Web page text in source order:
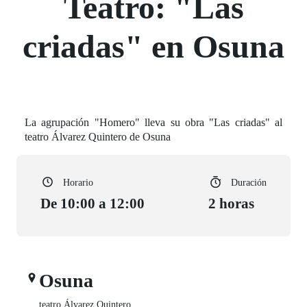
criadas" en Osuna
La agrupación "Homero" lleva su obra "Las criadas" al
teatro Álvarez Quintero de Osuna
Horario
De 10:00 a 12:00
Duración
2 horas
Osuna
teatro Álvarez Quintero